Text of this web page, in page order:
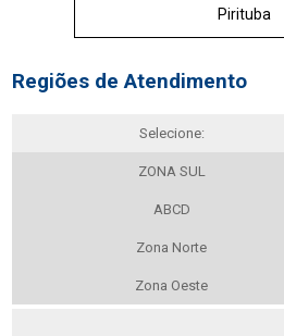
Pirituba
Regiões de Atendimento
Selecione:
ZONA SUL
ABCD
Zona Norte
Zona Oeste